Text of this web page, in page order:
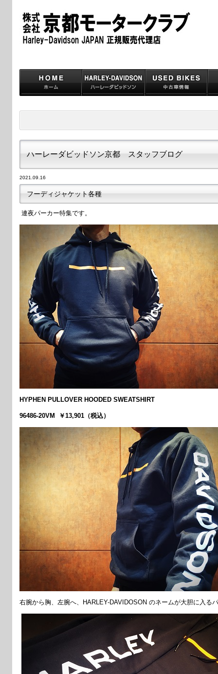
ハーレーダビッドソン京都 スタッフブログ
2021.09.16
フーディジャケット各種
連夜パーカー特集です。
HYPHEN PULLOVER HOODED SWEATSHIRT
96486-20VM ￥13,901（税込）
右腕から胸、左腕へ、HARLEY-DAVIDOSON のネームが大胆に入る